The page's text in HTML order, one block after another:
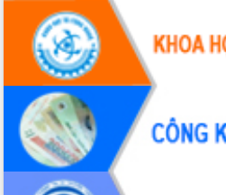
Đắk Lắk: Tôn vinh 46 giải pháp tại Hội
thi Sáng tạo Kỹ thuật 2024 - 2025
Đắk Lắk rà soát, điều chỉnh Đề án 190
về phát triển nuôi trồng thủy sản
Phó Chủ tịch UBND tỉnh Đắk Lắk
Trương Công Thái kiểm tra thực địa
Dự án cao tốc Khánh Hòa - Buôn Ma
Thuột
Định vị cà phê Việt Nam như một “di
sản sống” trong dòng chảy toàn cầu